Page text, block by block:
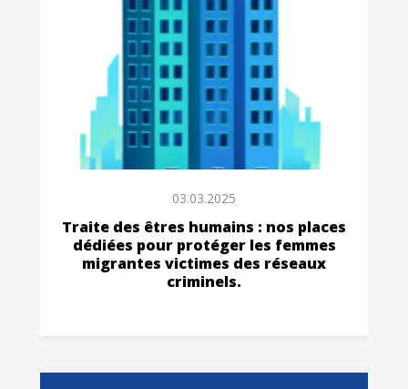
03.03.2025
Traite des êtres humains : nos places
dédiées pour protéger les femmes
migrantes victimes des réseaux
criminels.